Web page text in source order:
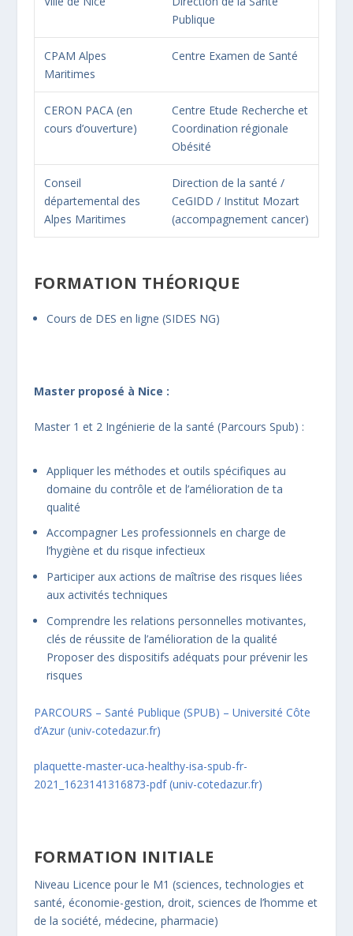
Publique
CPAM Alpes
Maritimes
Centre Examen de Santé
CERON PACA (en
cours d’ouverture)
Centre Etude Recherche et
Coordination régionale
Obésité
Conseil
départemental des
Alpes Maritimes
Direction de la santé /
CeGIDD / Institut Mozart
(accompagnement cancer)
FORMATION THÉORIQUE
Cours de DES en ligne (SIDES NG)
Master proposé à Nice :
Master 1 et 2 Ingénierie de la santé (Parcours Spub) :
Appliquer les méthodes et outils spécifiques au
domaine du contrôle et de l’amélioration de ta
qualité
Accompagner Les professionnels en charge de
l’hygiène et du risque infectieux
Participer aux actions de maîtrise des risques liées
aux activités techniques
Comprendre les relations personnelles motivantes,
clés de réussite de l’amélioration de la qualité
Proposer des dispositifs adéquats pour prévenir les
risques
PARCOURS – Santé Publique (SPUB) – Université Côte
d’Azur (univ-cotedazur.fr)
plaquette-master-uca-healthy-isa-spub-fr-
2021_1623141316873-pdf (univ-cotedazur.fr)
FORMATION INITIALE
Niveau Licence pour le M1 (sciences, technologies et
santé, économie-gestion, droit, sciences de l’homme et
de la société, médecine, pharmacie)